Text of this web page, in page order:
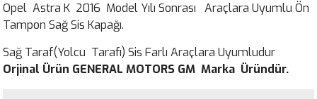
Opel Astra K 2016 Model Yılı Sonrası Araçlara Uyumlu Ön
Tampon Sağ Sis Kapağı.
Sağ Taraf(Yolcu Tarafı) Sis Farlı Araçlara Uyumludur
Orjinal Ürün GENERAL MOTORS GM Marka Üründür.